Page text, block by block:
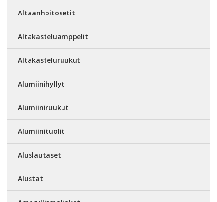
Altaanhoitosetit
Altakasteluamppelit
Altakasteluruukut
Alumiinihyllyt
Alumiiniruukut
Alumiinituolit
Aluslautaset
Alustat